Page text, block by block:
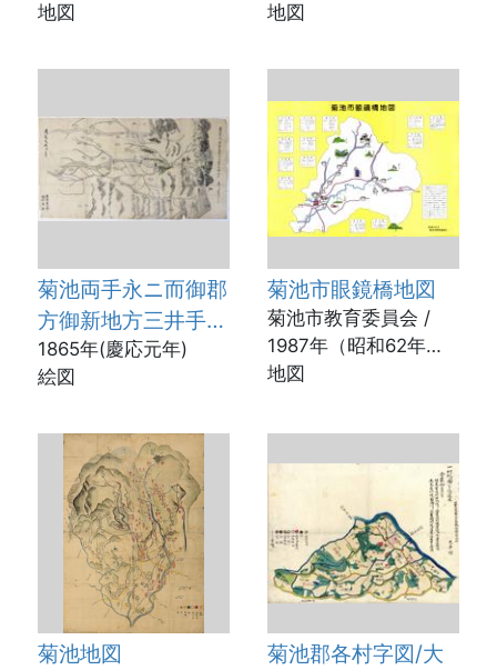
地図 地図
菊池両手永ニ而御郡
方御新地方三井手筋
略絵図
1865年(慶応元年)
絵図
菊池市眼鏡橋地図
菊池市教育委員会 /
1987年（昭和62年）3
月
地図
菊池地図
菊池郡各村字図/大